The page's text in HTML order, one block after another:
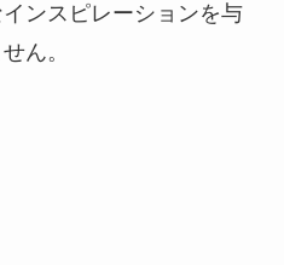
ンスピレーションを与
ん。